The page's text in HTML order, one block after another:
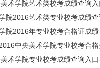
术学院艺术类校考成绩查询
院2016艺术类专业校考成绩查
院2016年专业校考合格证成绩
2016中央美术学院专业校考合
术学院专业校考成绩查询入